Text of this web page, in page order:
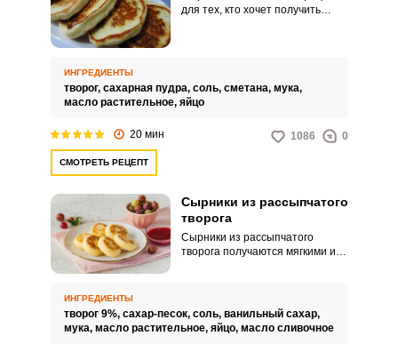
для тех, кто хочет получить
внутри.
ИНГРЕДИЕНТЫ
творог, сахарная пудра, соль, сметана, мука,
масло растительное, яйцо
20 мин 1086 0
СМОТРЕТЬ РЕЦЕПТ
Сырники из рассыпчатого
творога
Сырники из рассыпчатого
творога получаются мягкими и
замешиванием теста? творог
необходимо перетереть через
сито или пробить блендером.
ИНГРЕДИЕНТЫ
творог 9%, сахар-песок, соль, ванильный сахар,
мука, масло растительное, яйцо, масло сливочное
Запомнить меня
Забыли пароль?